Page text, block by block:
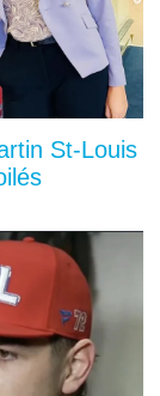
St-Louis